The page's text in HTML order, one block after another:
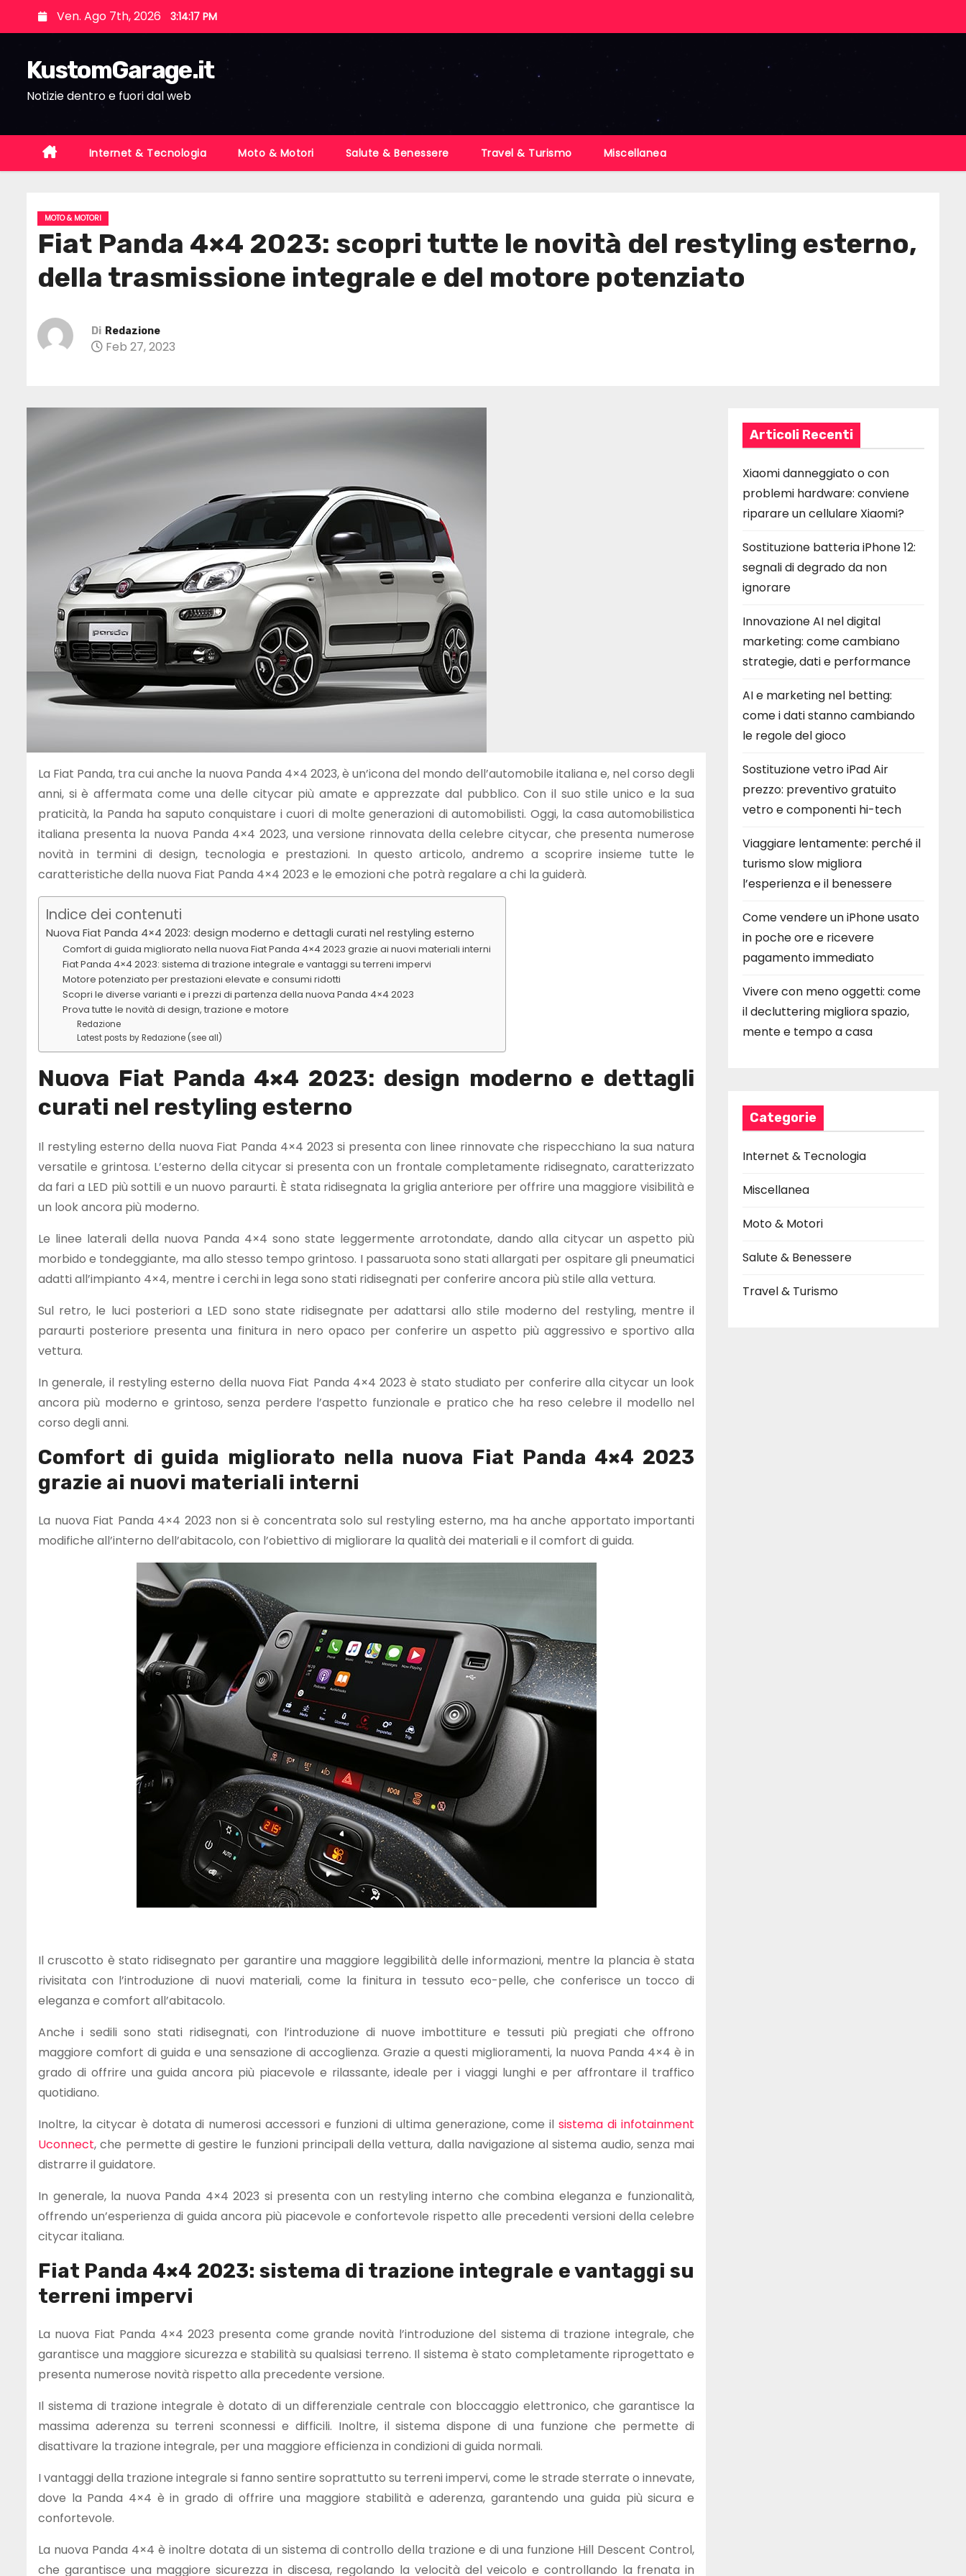
k
n
Ven. Ago 7th, 2026 3:14:18 PM
KustomGarage.it
Notizie dentro e fuori dal web
Internet & Tecnologia Moto & Motori Salute & Benessere Travel & Turismo Miscellanea
MOTO & MOTORI
Fiat Panda 4×4 2023: scopri tutte le novità del restyling esterno,
della trasmissione integrale e del motore potenziato
Di Redazione
Feb 27, 2023
La Fiat Panda, tra cui anche la nuova Panda 4×4 2023, è un’icona del mondo dell’automobile italiana e, nel corso degli
anni, si è affermata come una delle citycar più amate e apprezzate dal pubblico. Con il suo stile unico e la sua
praticità, la Panda ha saputo conquistare i cuori di molte generazioni di automobilisti. Oggi, la casa automobilistica
italiana presenta la nuova Panda 4×4 2023, una versione rinnovata della celebre citycar, che presenta numerose
novità in termini di design, tecnologia e prestazioni. In questo articolo, andremo a scoprire insieme tutte le
caratteristiche della nuova Fiat Panda 4×4 2023 e le emozioni che potrà regalare a chi la guiderà.
Indice dei contenuti
Nuova Fiat Panda 4×4 2023: design moderno e dettagli curati nel restyling esterno
Comfort di guida migliorato nella nuova Fiat Panda 4×4 2023 grazie ai nuovi materiali interni
Fiat Panda 4×4 2023: sistema di trazione integrale e vantaggi su terreni impervi
Motore potenziato per prestazioni elevate e consumi ridotti
Scopri le diverse varianti e i prezzi di partenza della nuova Panda 4×4 2023
Prova tutte le novità di design, trazione e motore
Redazione
Latest posts by Redazione (see all)
Nuova Fiat Panda 4×4 2023: design moderno e dettagli
curati nel restyling esterno
Il restyling esterno della nuova Fiat Panda 4×4 2023 si presenta con linee rinnovate che rispecchiano la sua natura
versatile e grintosa. L’esterno della citycar si presenta con un frontale completamente ridisegnato, caratterizzato
da fari a LED più sottili e un nuovo paraurti. È stata ridisegnata la griglia anteriore per offrire una maggiore visibilità e
un look ancora più moderno.
Le linee laterali della nuova Panda 4×4 sono state leggermente arrotondate, dando alla citycar un aspetto più
morbido e tondeggiante, ma allo stesso tempo grintoso. I passaruota sono stati allargati per ospitare gli pneumatici
adatti all’impianto 4×4, mentre i cerchi in lega sono stati ridisegnati per conferire ancora più stile alla vettura.
Sul retro, le luci posteriori a LED sono state ridisegnate per adattarsi allo stile moderno del restyling, mentre il
paraurti posteriore presenta una finitura in nero opaco per conferire un aspetto più aggressivo e sportivo alla
vettura.
In generale, il restyling esterno della nuova Fiat Panda 4×4 2023 è stato studiato per conferire alla citycar un look
ancora più moderno e grintoso, senza perdere l’aspetto funzionale e pratico che ha reso celebre il modello nel
corso degli anni.
Comfort di guida migliorato nella nuova Fiat Panda 4×4 2023
grazie ai nuovi materiali interni
La nuova Fiat Panda 4×4 2023 non si è concentrata solo sul restyling esterno, ma ha anche apportato importanti
modifiche all’interno dell’abitacolo, con l’obiettivo di migliorare la qualità dei materiali e il comfort di guida.
Il cruscotto è stato ridisegnato per garantire una maggiore leggibilità delle informazioni, mentre la plancia è stata
rivisitata con l’introduzione di nuovi materiali, come la finitura in tessuto eco-pelle, che conferisce un tocco di
eleganza e comfort all’abitacolo.
Anche i sedili sono stati ridisegnati, con l’introduzione di nuove imbottiture e tessuti più pregiati che offrono
maggiore comfort di guida e una sensazione di accoglienza. Grazie a questi miglioramenti, la nuova Panda 4×4 è in
grado di offrire una guida ancora più piacevole e rilassante, ideale per i viaggi lunghi e per affrontare il traffico
quotidiano.
Inoltre, la citycar è dotata di numerosi accessori e funzioni di ultima generazione, come ilsistema di infotainment
Uconnect, che permette di gestire le funzioni principali della vettura, dalla navigazione al sistema audio, senza mai
distrarre il guidatore.
In generale, la nuova Panda 4×4 2023 si presenta con un restyling interno che combina eleganza e funzionalità,
offrendo un’esperienza di guida ancora più piacevole e confortevole rispetto alle precedenti versioni della celebre
citycar italiana.
Fiat Panda 4×4 2023: sistema di trazione integrale e vantaggi su
terreni impervi
La nuova Fiat Panda 4×4 2023 presenta come grande novità l’introduzione del sistema di trazione integrale, che
garantisce una maggiore sicurezza e stabilità su qualsiasi terreno. Il sistema è stato completamente riprogettato e
presenta numerose novità rispetto alla precedente versione.
Il sistema di trazione integrale è dotato di un differenziale centrale con bloccaggio elettronico, che garantisce la
massima aderenza su terreni sconnessi e difficili. Inoltre, il sistema dispone di una funzione che permette di
disattivare la trazione integrale, per una maggiore efficienza in condizioni di guida normali.
I vantaggi della trazione integrale si fanno sentire soprattutto su terreni impervi, come le strade sterrate o innevate,
dove la Panda 4×4 è in grado di offrire una maggiore stabilità e aderenza, garantendo una guida più sicura e
confortevole.
La nuova Panda 4×4 è inoltre dotata di un sistema di controllo della trazione e di una funzione Hill Descent Control,
che garantisce una maggiore sicurezza in discesa, regolando la velocità del veicolo e controllando la frenata in
Articoli Recenti
Xiaomi danneggiato o con
problemi hardware: conviene
riparare un cellulare Xiaomi?
Sostituzione batteria iPhone 12:
segnali di degrado da non
ignorare
Innovazione AI nel digital
marketing: come cambiano
strategie, dati e performance
AI e marketing nel betting:
come i dati stanno cambiando
le regole del gioco
Sostituzione vetro iPad Air
prezzo: preventivo gratuito
vetro e componenti hi-tech
Viaggiare lentamente: perché il
turismo slow migliora
l’esperienza e il benessere
Come vendere un iPhone usato
in poche ore e ricevere
pagamento immediato
Vivere con meno oggetti: come
il decluttering migliora spazio,
mente e tempo a casa
Categorie
Internet & Tecnologia
Miscellanea
Moto & Motori
Salute & Benessere
Travel & Turismo